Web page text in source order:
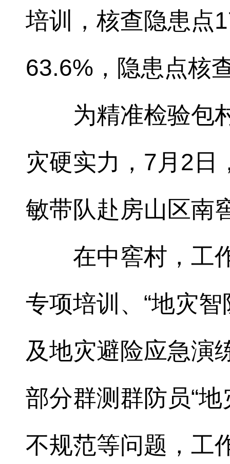
培训，核查隐患点
63.6%，隐患点核
为精准检验包
灾硬实力，7月2日
敏带队赴房山区南
在中窖村，工
专项培训、“地灾
及地灾避险应急演
部分群测群防员“
不规范等问题，工